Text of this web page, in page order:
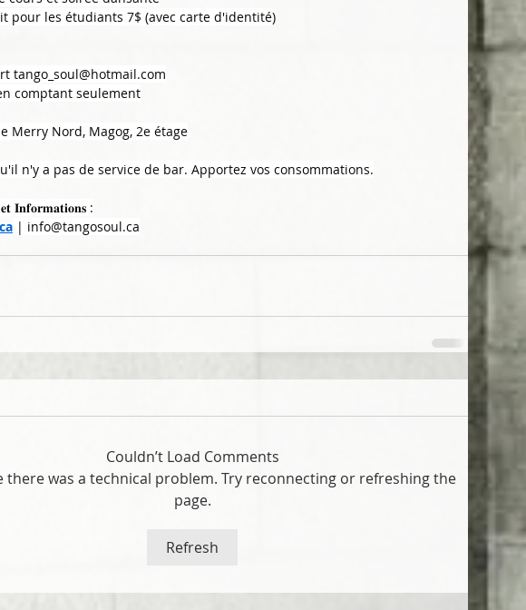
pour les étudiants 7$ (avec carte d'identité)
tango_soul@hotmail.com
comptant seulement
Merry Nord, Magog, 2e étage
n'y a pas de service de bar. Apportez vos consommations.
𝐈𝐧𝐟𝐨𝐫𝐦𝐚𝐭𝐢𝐨𝐧𝐬 :
| info@tangosoul.ca
Couldn’t Load Comments
there was a technical problem. Try reconnecting or refreshing the
page.
Refresh